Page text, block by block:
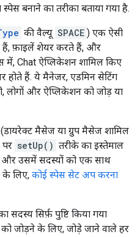
बनाने का तरीका बताया गया है.
की वैल्यू SPACE ) एक ऐसी
हैं, फ़ाइलें शेयर करते हैं, और
में, Chat ऐप्लिकेशन शामिल किए
हैं. ये मैनेजर, एडमिन सेटिंग
लोगों और ऐप्लिकेशन को जोड़ या
मैसेज या ग्रुप मैसेज शामिल
setUp() तरीके का इस्तेमाल
और उसमें सदस्यों को एक साथ
के लिए, कोई स्पेस सेट अप करना
सदस्य सिर्फ़ पुष्टि किया गया
को जोड़ने के लिए, जोड़े जाने वाले हर